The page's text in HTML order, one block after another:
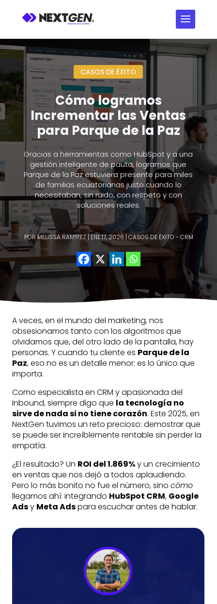
CASOS DE ÉXITO
Cómo logramos
Incrementar las Ventas
para Parque de la Paz
Gracias a herramientas como HubSpot y a una
gestión inteligente de pauta, logramos que
Parque de la Paz estuviera presente para miles
de familias ecuatorianas justo cuando lo
necesitaban, sin ruido, con respeto y con
soluciones reales.
PORMELISSA RAMIREZ |ENE 17, 2026|CASOS DE ÉXITO - CRM
A veces, en el mundo del marketing, nos
obsesionamos tanto con los algoritmos que
olvidamos que, del otro lado de la pantalla, hay
personas. Y cuando tu cliente es Parque de la
Paz, eso no es un detalle menor: es lo único que
importa.
Como especialista en CRM y apasionada del
Inbound, siempre digo que la tecnología no
sirve de nada si no tiene corazón. Este 2025, en
NextGen tuvimos un reto precioso: demostrar que
se puede ser increíblemente rentable sin perder la
empatía.
¿El resultado? Un ROI del 1.869%y un crecimiento
en ventas que nos dejó a todos aplaudiendo.
Pero lo más bonito no fue el número, sino cómo
llegamos ahí: integrando HubSpot CRM, Google
Adsy Meta Adspara escuchar antes de hablar.